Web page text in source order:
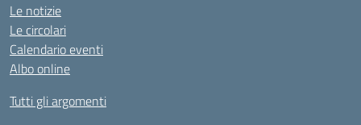
Le notizie
Le circolari
Calendario eventi
Albo online
Tutti gli argomenti